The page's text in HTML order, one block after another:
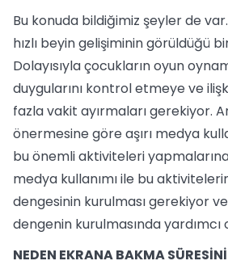
Bu konuda bildiğimiz şeyler de
hızlı beyin gelişiminin görüldüğü
Dolayısıyla çocukların oyun
duygularını kontrol etmeye ve
fazla vakit ayırmaları gerekiyor.
önermesine göre aşırı medya
bu önemli aktiviteleri
medya kullanımı ile bu
dengesinin kurulması gerekiyor
dengenin kurulmasında yardımcı
NEDEN EKRANA BAKMA